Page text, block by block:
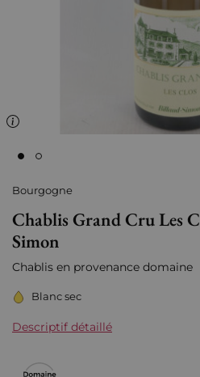
Bourgogne
Chablis Grand Cru Les
Simon
Chablis en provenance domaine
Blanc sec
Descriptif détaillé